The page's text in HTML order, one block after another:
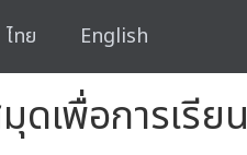
ไทย English
ดเพื่อการเรี